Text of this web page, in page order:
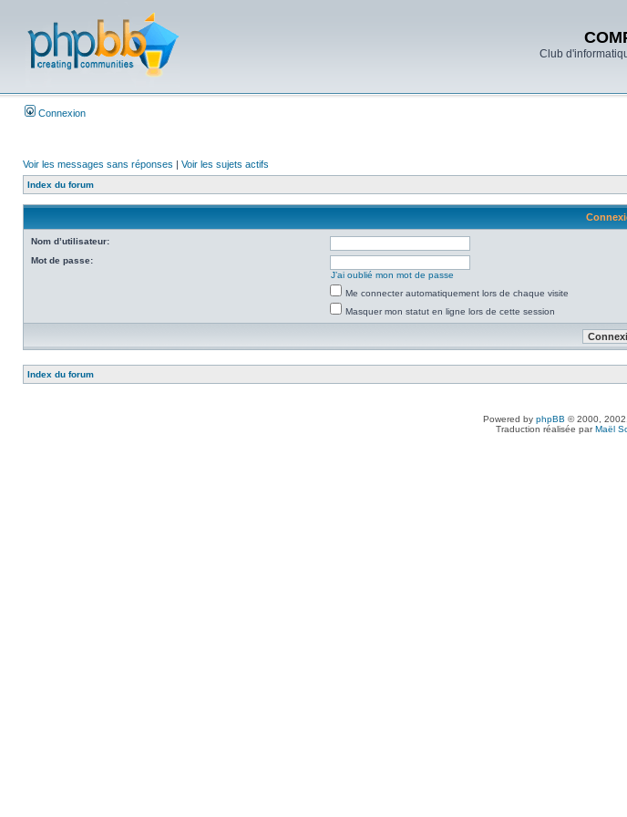
Club
Connexion
Voir les messages sans réponses | Voir les sujets actifs
Index du forum
Nom d’utilisateur:
Mot de passe:
J’ai oublié mon mot de passe
Me connecter automatiquement lors de chaque visite
Masquer mon statut en ligne lors de cette session
Index du forum
Powered by phpBB © 2000,
Traduction réalisée parMaël